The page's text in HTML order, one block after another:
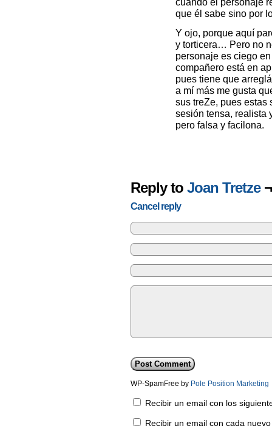
que él sabe sino por
Y ojo, porque aquí
y torticera… Pero no
personaje es ciego
compañero está en
pues tiene que
a mí más me gusta
sus treZe, pues estas
sesión tensa, realista
pero falsa y facilona.
Reply to Joan Tretze¬
Cancel reply
WP-SpamFree by Pole Position Marketing
Recibir un email con los
Recibir un email con cada